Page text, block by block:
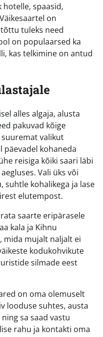
spaasid,
on
tuleks need
on populaarsed ka
kas telkimine on antud
alles algaja, alusta
pakuvad kõige
valikut
päevadel kohaneda
reisiga kõiki saari läbi
Vali üks või
suhtle kohalikega ja lase
elutempost.
saarte eripärasele
kala ja Kihnu
mida mujalt naljalt ei
kodukohvikute
silmade eest
on oma olemuselt
looduse suhtes, austa
sa saad vastu
rahu ja kontakti oma